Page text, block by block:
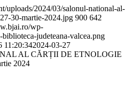
uploads/2024/03/salonul-national-al-
30-martie-2024.jpg 900 642
wp-
judeteana-valcea.png
11:20:342024-03-27
AL CĂRȚII DE ETNOLOGIE
2024